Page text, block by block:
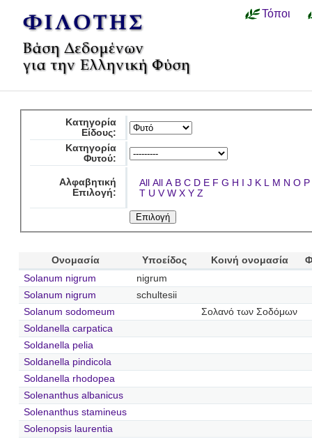
Τόποι
Κατηγορία
Είδους:
Κατηγορία
Φυτού:
Αλφαβητική
Επιλογή:
All All A B C D E F G H I J K L M N O P
T U V W X Y Z
Ονομασία Υποείδος Κοινή ονομασία
Solanum nigrum
nigrum
Solanum nigrum
schultesii
Solanum sodomeum
Σολανό των Σοδόμων
Soldanella carpatica
Soldanella pelia
Soldanella pindicola
Soldanella rhodopea
Solenanthus albanicus
Solenanthus stamineus
Solenopsis laurentia